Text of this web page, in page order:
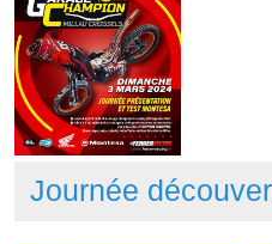
Journée